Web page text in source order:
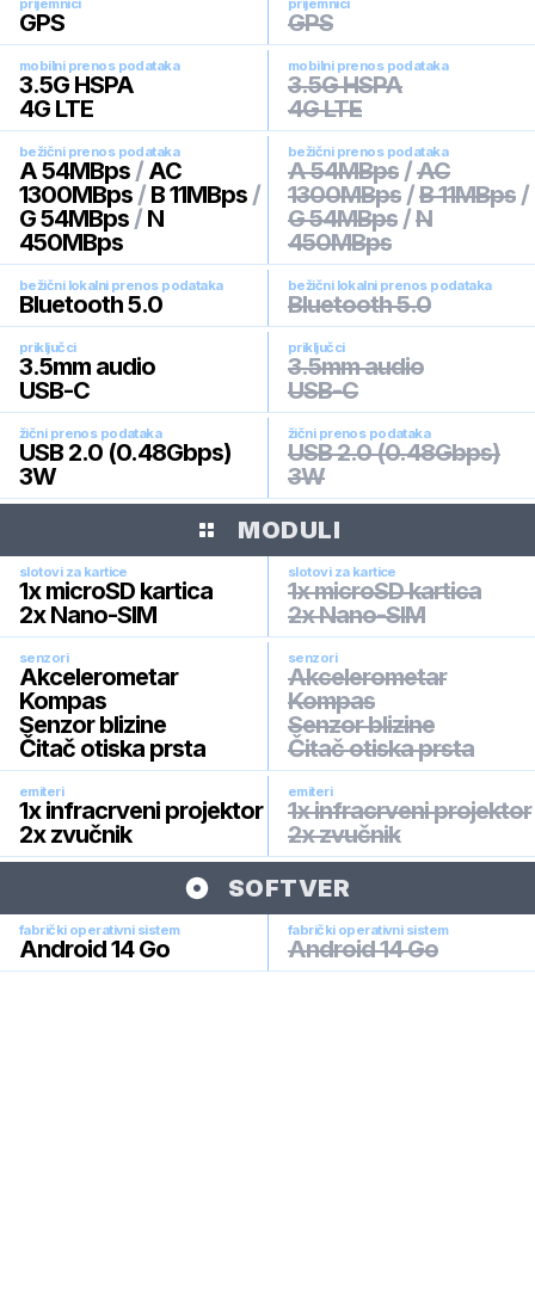
prijemnici
GPS
prijemnici
GPS
mobilni prenos podataka
3.5G HSPA
4G LTE
mobilni prenos podataka
3.5G HSPA
4G LTE
bežični prenos podataka
A 54MBps / AC
1300MBps / B 11MBps /
G 54MBps / N
450MBps
bežični prenos podataka
A 54MBps /AC
1300MBps /B 11MBps /
G 54MBps /N
450MBps
bežični lokalni prenos podataka
Bluetooth 5.0
bežični lokalni prenos podataka
Bluetooth 5.0
priključci
3.5mm audio
USB-C
priključci
3.5mm audio
USB-C
žični prenos podataka
USB 2.0 (0.48Gbps)
3W
žični prenos podataka
USB 2.0 (0.48Gbps)
3W
MODULI
slotovi za kartice
1x microSD kartica
2x Nano-SIM
slotovi za kartice
1x microSD kartica
2x Nano-SIM
senzori
Akcelerometar
Kompas
Senzor blizine
Čitač otiska prsta
senzori
Akcelerometar
Kompas
Senzor blizine
Čitač otiska prsta
emiteri
1x infracrveni projektor
2x zvučnik
emiteri
1x infracrveni projektor
2x zvučnik
SOFTVER
fabrički operativni sistem
Android 14 Go
fabrički operativni sistem
Android 14 Go